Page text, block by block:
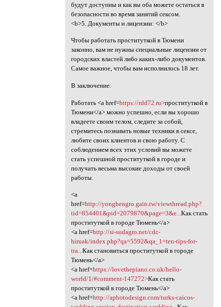
будут доступны и как вы оба можете остаться в
безопасности во время занятий сексом.
<b>5. Документы и лицензии: </b>
Чтобы работать проституткой в Тюмени
законно, вам не нужны специальные лицензии от
городских властей либо каких-либо документов.
Самое важное, чтобы вам исполнилось 18 лет.
В заключение:
Работать <a href=https://rdd72.ru>проституткой в
Тюмени</a> можно успешно, если вы хорошо
владеете своим телом, следите за собой,
стремитесь познавать новые техники в сексе,
любите своих клиентов и свою работу. С
соблюдением всех этих условий вы можете
стать успешной проституткой в городе и
получать весьма высокие доходы от своей
работы.
<a
href=http://yonghengro.gain.tw/viewthread.php?
tid=854401&pid=2079870&page=3&e...Как стать
проституткой в городе Тюмень</a>
<a href=http://si-sudagro.net/cdc-
hiruak/index.php?qa=5592&qa_1=ten-tips-for-
tra...Как становиться проституткой в городе
Тюмень</a>
<a href=https://lovethepiano.co.uk/hello-
world/1/#comment-147272>Как стать
проституткой в городе Тюмень</a>
<a href=http://aphotodesign.com/turks-caicos-